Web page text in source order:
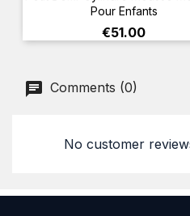
Pour Enfants
Price
€51.00
Comments (0)
No customer